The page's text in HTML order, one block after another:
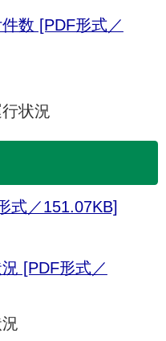
数 [PDF形式／
状況
式／151.07KB]
[PDF形式／